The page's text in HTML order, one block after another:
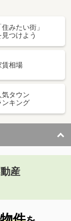
住みたい街」
見つけよう
賃相場
気タウン
ンキング
産